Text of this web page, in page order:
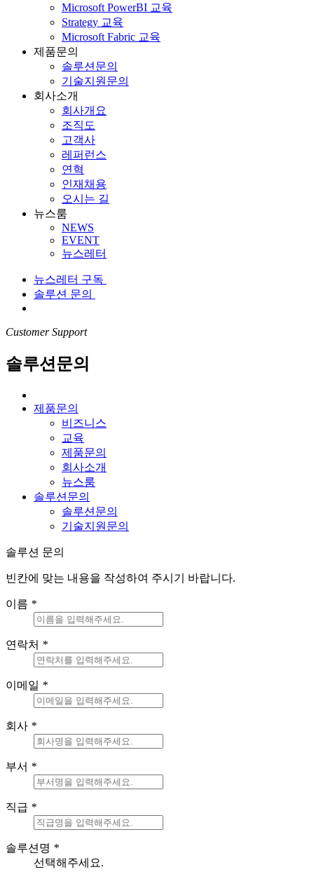
Microsoft PowerBI 교육
Strategy 교육
Microsoft Fabric 교육
제품문의
솔루션문의
기술지원문의
회사소개
회사개요
조직도
고객사
레퍼런스
연혁
인재채용
오시는 길
뉴스룸
NEWS
EVENT
뉴스레터
뉴스레터 구독
솔루션 문의
Customer Support
솔루션문의
제품문의
비즈니스
교육
제품문의
회사소개
뉴스룸
솔루션문의
솔루션문의
기술지원문의
솔루션 문의
빈칸에 맞는 내용을 작성하여 주시기 바랍니다.
이름 *
연락처 *
이메일 *
회사 *
부서 *
직급 *
솔루션명 *
선택해주세요.